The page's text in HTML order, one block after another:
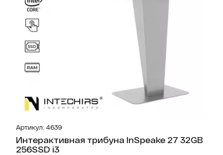
Артикул: 4639
Интерактивная трибуна InSpeake 27 32GB
256SSD i3